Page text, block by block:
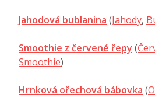
Jahodová bublanina (Jahody,
Smoothie z červené řepy (
Smoothie)
Hrnková ořechová bábovka (